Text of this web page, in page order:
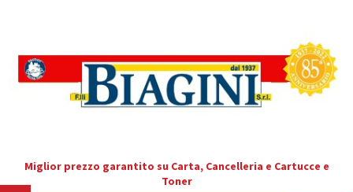
Miglior prezzo garantito su Carta, Cancelleria e Cartucce e
Toner